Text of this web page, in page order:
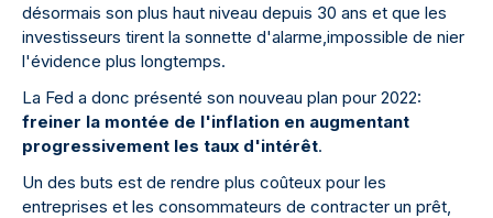
désormais son plus haut niveau depuis 30 ans et que les
investisseurs tirent la sonnette d'alarme,impossible de nier
l'évidence plus longtemps.
La Fed a donc présenté son nouveau plan pour 2022:
freiner la montée de l'inflation en augmentant
progressivement les taux d'intérêt.
Un des buts est de rendre plus coûteux pour les
entreprises et les consommateurs de contracter un prêt,